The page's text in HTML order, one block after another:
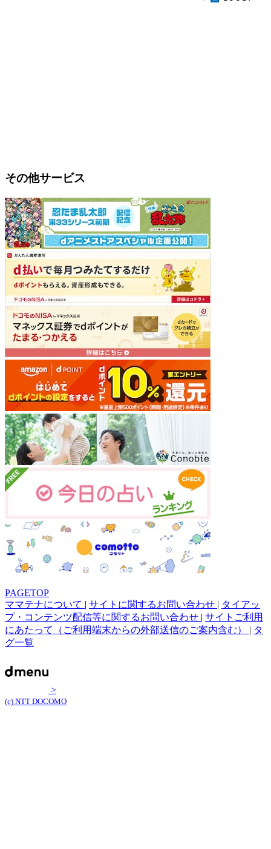
その他サービス
PAGETOP
ママテナについて | サイトに関するお問い合わせ | タイアッ
プ・コンテンツ配信等に関するお問い合わせ | サイトご利用
にあたって（ご利用端末からの外部送信のご案内含む） | タ
グ一覧
>
(c) NTT DOCOMO